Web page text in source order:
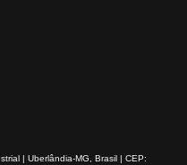
| Uberlândia-MG, Brasil | CEP: